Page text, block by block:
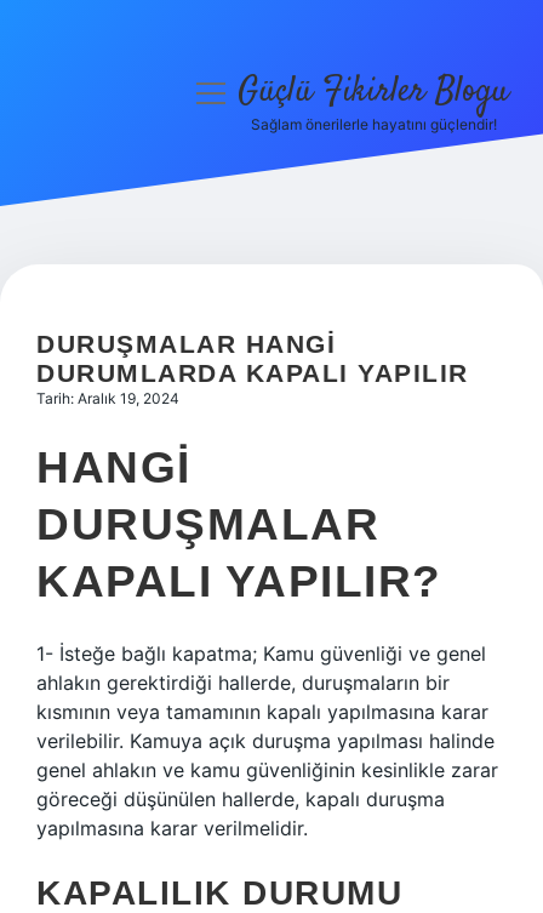
Hakkımızda
menüyüGüçlü Fikirler Blogu
Sağlam önerilerle hayatını güçlendir!
DURUŞMALAR HANGI
DURUMLARDA KAPALI YAPILIR
Tarih: Aralık 19, 2024
HANGI
DURUŞMALAR
KAPALI YAPILIR?
1- İsteğe bağlı kapatma; Kamu güvenliği ve genel
ahlakın gerektirdiği hallerde, duruşmaların bir
kısmının veya tamamının kapalı yapılmasına karar
verilebilir. Kamuya açık duruşma yapılması halinde
genel ahlakın ve kamu güvenliğinin kesinlikle zarar
göreceği düşünülen hallerde, kapalı duruşma
yapılmasına karar verilmelidir.
KAPALILIK DURUMU